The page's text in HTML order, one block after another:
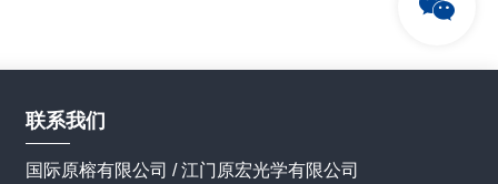
联系我们
国际原榕有限公司 / 江门原宏光学有限公司